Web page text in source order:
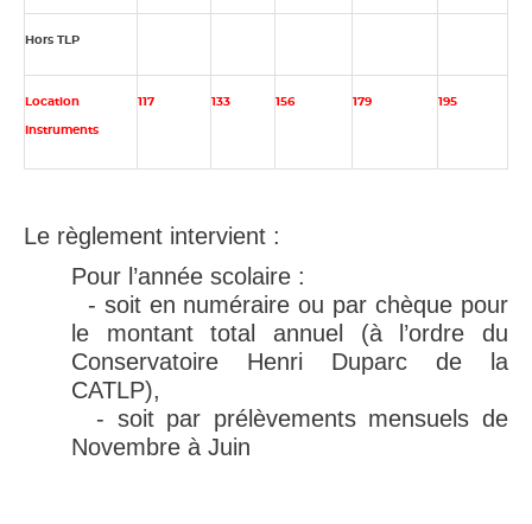
Hors TLP
Location
Instruments
117 133 156 179 195
Le règlement intervient :
Pour l’année scolaire :
- soit en numéraire ou par chèque pour
le montant total annuel (à l’ordre du
Conservatoire Henri Duparc de la
CATLP),
- soit par prélèvements mensuels de
Novembre à Juin